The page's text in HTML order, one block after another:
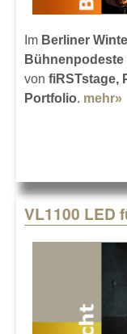
Im Berliner
Bühnenpodeste
von fiRSTstage,
Portfolio. mehr»
VL1100 LED